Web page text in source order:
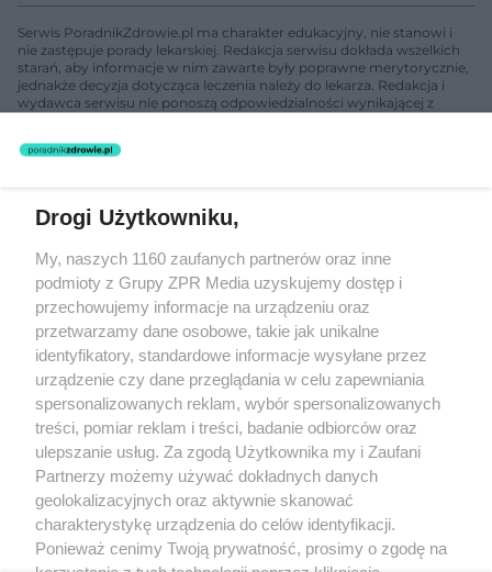
Serwis PoradnikZdrowie.pl ma charakter edukacyjny, nie stanowi i
nie zastępuje porady lekarskiej. Redakcja serwisu dokłada wszelkich
starań, aby informacje w nim zawarte były poprawne merytorycznie,
jednakże decyzja dotycząca leczenia należy do lekarza. Redakcja i
wydawca serwisu nie ponoszą odpowiedzialności wynikającej z
świadczeń zdrowotnych w rozumieniu art. 3 ust 1 ustawy o
rozpowszechniany lub dalej rozpowszechniany w jakikolwiek sposób
(w tym także elektroniczny lub mechaniczny) na jakimkolwiek polu
eksploatacji w jakiejkolwiek formie, włącznie z umieszczaniem w
Internecie bez pisemnej zgody właściciela praw. Jakiekolwiek użycie
lub wykorzystanie utworów w całości lub w części z naruszeniem
prawa, tzn. bez właściwej zgody, jest zabronione pod groźbą kary i
może być ścigane prawnie.
O nas
Drogi Użytkowniku,
My, naszych 1160 zaufanych partnerów oraz inne
podmioty z Grupy ZPR Media uzyskujemy dostęp i
przechowujemy informacje na urządzeniu oraz
przetwarzamy dane osobowe, takie jak unikalne
identyfikatory, standardowe informacje wysyłane przez
urządzenie czy dane przeglądania w celu zapewniania
spersonalizowanych reklam, wybór spersonalizowanych
treści, pomiar reklam i treści, badanie odbiorców oraz
ulepszanie usług. Za zgodą Użytkownika my i Zaufani
Partnerzy możemy używać dokładnych danych
geolokalizacyjnych oraz aktywnie skanować
charakterystykę urządzenia do celów identyfikacji.
Ponieważ cenimy Twoją prywatność, prosimy o zgodę na